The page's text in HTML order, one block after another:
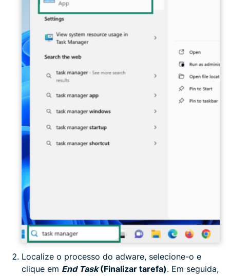
Localize o processo do adware, selecione-o e
clique em End Task(Finalizar tarefa). Em seguida,